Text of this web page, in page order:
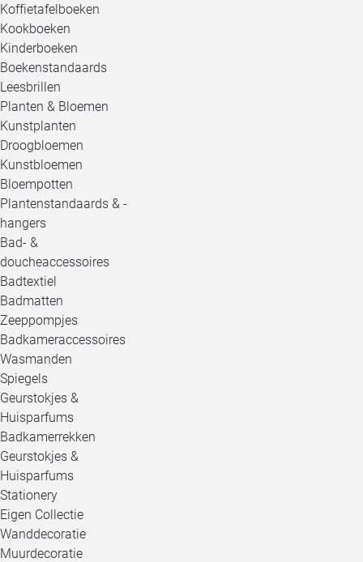
Koffietafelboeken
Kookboeken
Kinderboeken
Boekenstandaards
Leesbrillen
Planten & Bloemen
Kunstplanten
Droogbloemen
Kunstbloemen
Bloempotten
Plantenstandaards & -
hangers
Bad- &
doucheaccessoires
Badtextiel
Badmatten
Zeeppompjes
Badkameraccessoires
Wasmanden
Spiegels
Geurstokjes &
Huisparfums
Badkamerrekken
Geurstokjes &
Huisparfums
Stationery
Eigen Collectie
Wanddecoratie
Muurdecoratie